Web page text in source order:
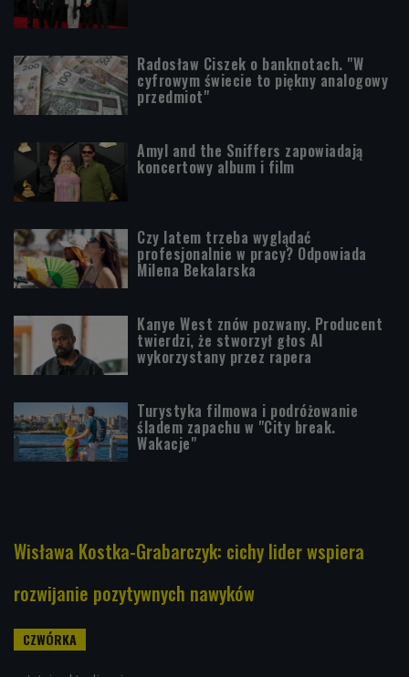
Radosław Ciszek o banknotach. "W
cyfrowym świecie to piękny analogowy
przedmiot"
Amyl and the Sniffers zapowiadają
koncertowy album i film
Czy latem trzeba wyglądać
profesjonalnie w pracy? Odpowiada
Milena Bekalarska
Kanye West znów pozwany. Producent
twierdzi, że stworzył głos AI
wykorzystany przez rapera
Turystyka filmowa i podróżowanie
śladem zapachu w "City break.
Wakacje"
Wisława Kostka-Grabarczyk: cichy lider wspiera
rozwijanie pozytywnych nawyków